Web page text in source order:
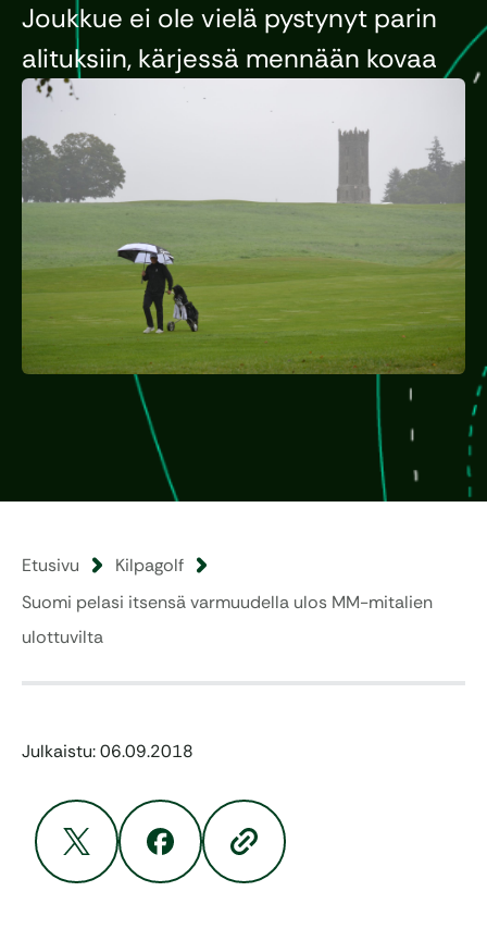
Joukkue ei ole vielä pystynyt parin
alituksiin, kärjessä mennään kovaa
Etusivu
Kilpagolf
Suomi pelasi itsensä varmuudella ulos MM-mitalien
ulottuvilta
Julkaistu: 06.09.2018